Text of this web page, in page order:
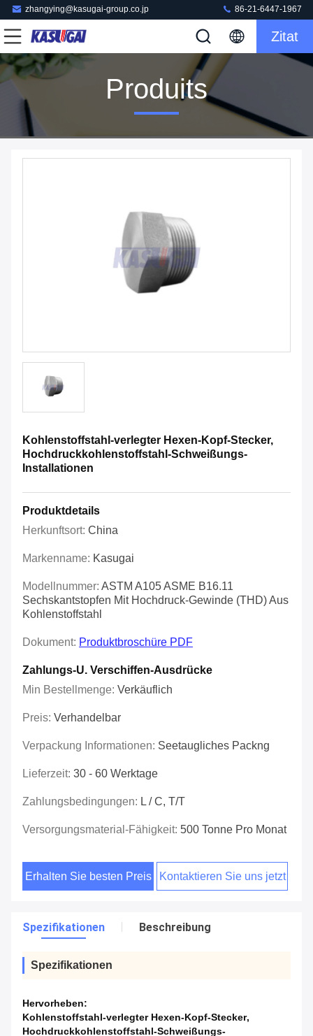
zhangying@kasugai-group.co.jp 86-21-6447-1967
Zitat
Produits
Kohlenstoffstahl-verlegter Hexen-Kopf-Stecker,
Hochdruckkohlenstoffstahl-Schweißungs-
Installationen
Produktdetails
Herkunftsort: China
Markenname: Kasugai
Modellnummer: ASTM A105 ASME B16.11
Sechskantstopfen Mit Hochdruck-Gewinde (THD) Aus
Kohlenstoffstahl
Dokument: Produktbroschüre PDF
Zahlungs-U. Verschiffen-Ausdrücke
Min Bestellmenge: Verkäuflich
Preis: Verhandelbar
Verpackung Informationen: Seetaugliches Packng
Lieferzeit: 30 - 60 Werktage
Zahlungsbedingungen: L / C, T/T
Versorgungsmaterial-Fähigkeit: 500 Tonne Pro Monat
Erhalten Sie besten Preis Kontaktieren Sie uns jetzt
Spezifikationen Beschreibung
Spezifikationen
Hervorheben:
Kohlenstoffstahl-verlegter Hexen-Kopf-Stecker,
Hochdruckkohlenstoffstahl-Schweißungs-